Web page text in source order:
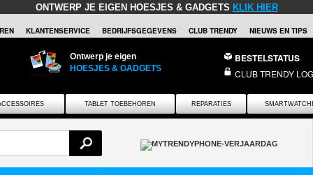
ONTWERP JE EIGEN HOESJES & GADGETS KLIK HIER
KLANTENSERVICE BEDRIJFSGEGEVENS CLUB TRENDY NIEUWS EN TIPS
Ontwerp je eigen
HOESJES & GADGETS
BESTELSTATUS
CLUB TRENDY
TABLET TOEBEHOREN REPARATIES